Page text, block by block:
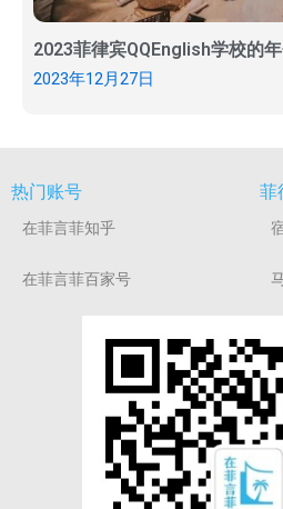
2023菲律宾QQEnglish学校的
2023年12月27日
热门账号
在菲言菲知乎
在菲言菲百家号
菲